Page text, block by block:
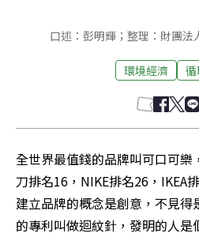
口述：彭明輝；整理：財團法
環境經濟
全世界最值錢的品牌叫可口可樂
刀排名16，NIKE排名26，IKEA
建立品牌的概念是創意，不見
的專利叫做迴紋針，發明的人